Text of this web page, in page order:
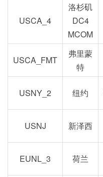
USCA_4
洛杉矶
DC4
MCOM
USCA_FMT
弗里蒙
特
USNY_2 纽约
USNJ 新泽西
EUNL_3 荷兰